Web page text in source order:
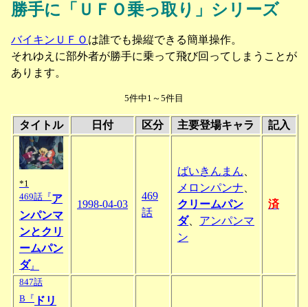
勝手に「ＵＦＯ乗っ取り」シリーズ
バイキンＵＦＯ は誰でも操縦できる簡単操作。
それゆえに部外者が勝手に乗って飛び回ってしまうことが
あります。
5件中1～5件目
タイトル 日付 区分 主要登場キャラ 記入
*1
469話『ア
ンパンマ
ンとクリ
ームパン
ダ 』
1998-04-03
469
話
ばいきんまん
メロンパンナ
クリームパン
ダ、 アンパンマ
ン
済
847話
B『 ドリ